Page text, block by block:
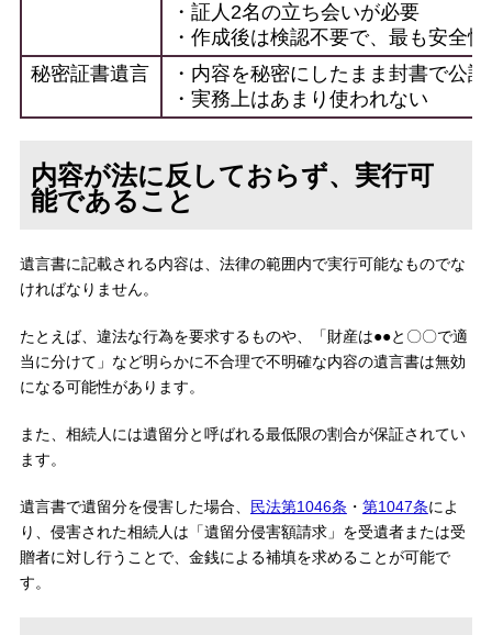
・証人2名の立ち会いが必要
・作成後は検認不要で、最も安全
秘密証書遺言
・内容を秘密にしたまま封書で公
・実務上はあまり使われない
内容が法に反しておらず、実行可
能であること
遺言書に記載される内容は、法律の範囲内で実行可能なものでな
ければなりません。
たとえば、違法な行為を要求するものや、「財産は●●と〇〇で適
当に分けて」など明らかに不合理で不明確な内容の遺言書は無効
になる可能性があります。
また、相続人には遺留分と呼ばれる最低限の割合が保証されてい
ます。
遺言書で遺留分を侵害した場合、 民法第1046条 ・ 第1047条によ
り、侵害された相続人は「遺留分侵害額請求」を受遺者または受
贈者に対し行うことで、金銭による補填を求めることが可能で
す。